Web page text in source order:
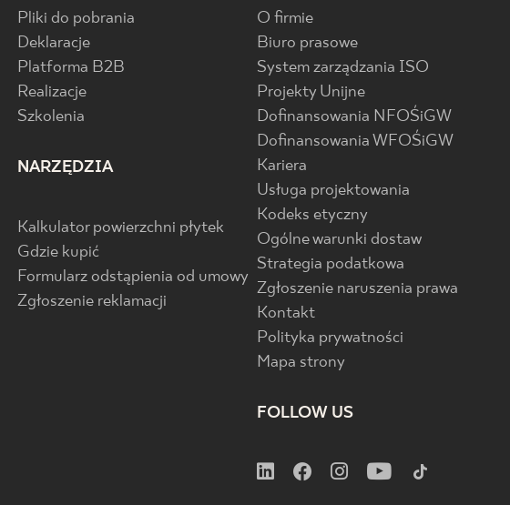
Pliki do pobrania
Deklaracje
Platforma B2B
Realizacje
Szkolenia
NARZĘDZIA
Kalkulator powierzchni płytek
Gdzie kupić
Formularz odstąpienia od umowy
Zgłoszenie reklamacji
O firmie
Biuro prasowe
System zarządzania ISO
Projekty Unijne
Dofinansowania NFOŚiGW
Dofinansowania WFOŚiGW
Kariera
Usługa projektowania
Kodeks etyczny
Ogólne warunki dostaw
Strategia podatkowa
Zgłoszenie naruszenia prawa
Kontakt
Polityka prywatności
Mapa strony
FOLLOW US